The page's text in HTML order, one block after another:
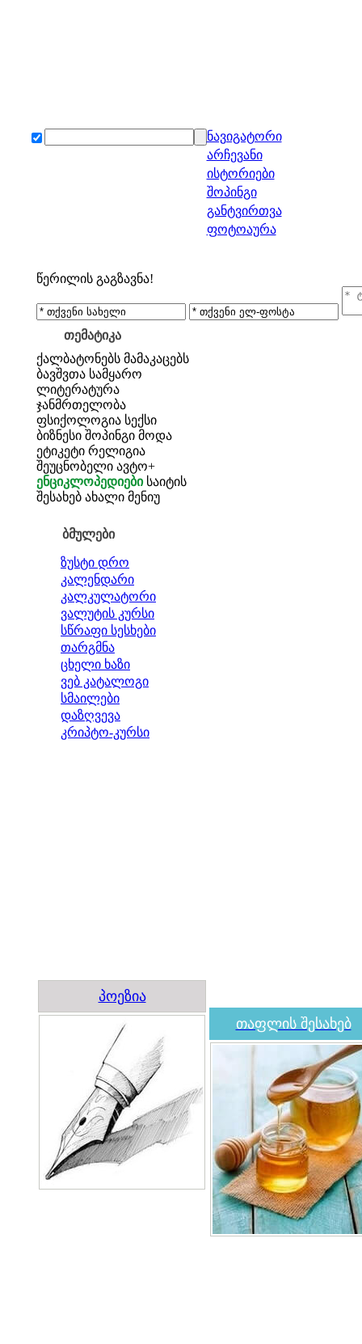
ნავიგატორი
არჩევანი
ისტორიები
შოპინგი
განტვირთვა
ფოტოაურა
წერილის გაგზავნა!
თემატიკა
ქალბატონებს მამაკაცებს
ბავშვთა სამყარო
ლიტერატურა
ჯანმრთელობა
ფსიქოლოგია სექსი
ბიზნესი შოპინგი მოდა
ეტიკეტი რელიგია
შეუცნობელი ავტო+
ენციკლოპედიები საიტის
შესახებ ახალი მენიუ
ბმულები
ზუსტი დრო
კალენდარი
კალკულატორი
ვალუტის კურსი
სწრაფი სესხები
თარგმნა
ცხელი ხაზი
ვებ კატალოგი
სმაილები
დაზღვევა
კრიპტო-კურსი
პოეზია
თაფლის შესახებ